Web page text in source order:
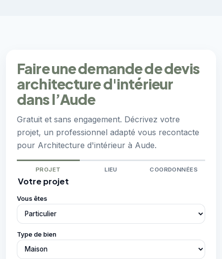
Faire une demande de devis
architecture d'intérieur
dans l’Aude
Gratuit et sans engagement. Décrivez votre
projet, un professionnel adapté vous recontacte
pour Architecture d'intérieur à Aude.
PROJET LIEU COORDONNÉES
Votre projet
Vous êtes
Type de bien